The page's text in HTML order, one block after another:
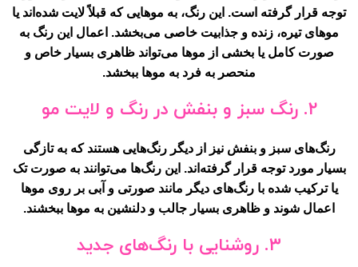
توجه قرار گرفته است. این رنگ، به موهایی که قبلاً لایت شده‌اند یا
موهای تیره، زنده و جذابیت خاصی می‌بخشد. اعمال این رنگ به
صورت کامل یا بخشی از موها می‌تواند ظاهری بسیار خاص و
منحصر به فرد به موها ببخشد.
۲. رنگ سبز و بنفش در رنگ و لایت مو
رنگ‌های سبز و بنفش نیز از دیگر رنگ‌هایی هستند که به تازگی
بسیار مورد توجه قرار گرفته‌اند. این رنگ‌ها می‌توانند به صورت تک
یا ترکیب شده با رنگ‌های دیگر مانند صورتی و آبی بر روی موها
اعمال شوند و ظاهری بسیار جالب و دلنشین به موها ببخشند.
۳. روشنایی با رنگ‌های جدید